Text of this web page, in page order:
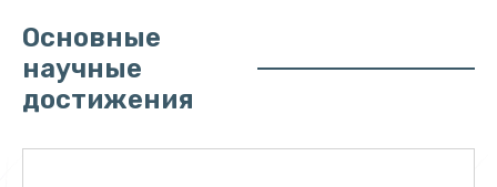
Основные
научные
достижения